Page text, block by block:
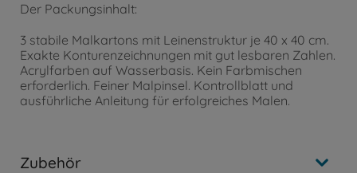
Der Packungsinhalt:
3 stabile Malkartons mit Leinenstruktur je 40 x 40 cm.
Exakte Konturenzeichnungen mit gut lesbaren Zahlen.
Acrylfarben auf Wasserbasis. Kein Farbmischen
erforderlich. Feiner Malpinsel. Kontrollblatt und
ausführliche Anleitung für erfolgreiches Malen.
Zubehör